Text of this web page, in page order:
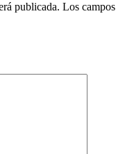
publicada. Los campos